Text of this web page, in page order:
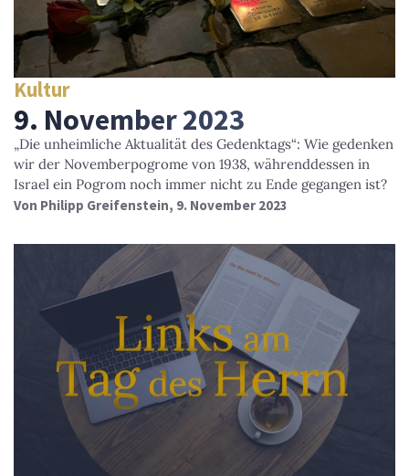
Kultur
9. November 2023
„Die unheimliche Aktualität des Gedenktags“: Wie gedenken
wir der Novemberpogrome von 1938, währenddessen in
Israel ein Pogrom noch immer nicht zu Ende gegangen ist?
Von Philipp Greifenstein, 9. November 2023